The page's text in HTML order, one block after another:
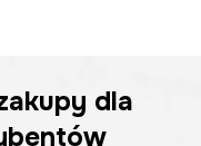
dla